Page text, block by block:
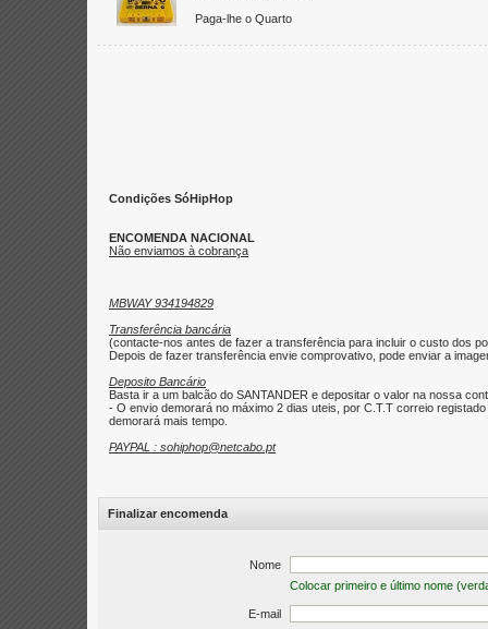
Paga-lhe o Quarto
Condições SóHipHop
ENCOMENDA NACIONAL
Não enviamos à cobrança
MBWAY 934194829
Transferência bancária
(contacte-nos antes de fazer a transferência para incluir o custo dos
Depois de fazer transferência envie comprovativo, pode enviar a
Deposito Bancário
Basta ir a um balcão do SANTANDER e depositar o valor na nossa
- O envio demorará no máximo 2 dias uteis, por C.T.T correio
demorará mais tempo.
PAYPAL : sohiphop@netcabo.pt
Finalizar encomenda
Nome
Colocar primeiro e último nome
E-mail